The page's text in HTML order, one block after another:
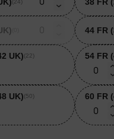
(24)
44 FR
UK)(22) 54 FR
UK)(50) 60 FR